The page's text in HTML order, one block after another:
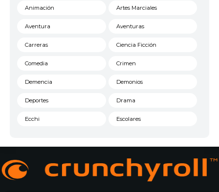
Animación Artes Marciales
Aventura Aventuras
Carreras Ciencia Ficción
Comedia Crimen
Demencia Demonios
Deportes Drama
Ecchi Escolares
Historico Infantil